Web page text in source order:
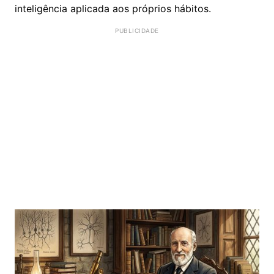
inteligência aplicada aos próprios hábitos.